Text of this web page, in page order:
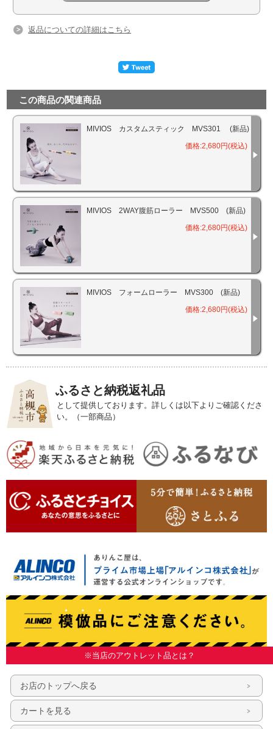
返品についての詳細はこちら
この商品の関連商品
MIVIOS カスタムスティック MVS301 (新品)
価格:2,680円(税込)
MIVIOS 2WAY腹筋ローラー MVS500 (新品)
価格:2,680円(税込)
MIVIOS フォームローラー MVS300 (新品)
価格:2,680円(税込)
ふるさと納税返礼品
として提供しております。詳しくは以下よりご確認くださ
い。（一部商品）
※当店のアウトレット品とは？
お店のトップへ戻る
カートを見る